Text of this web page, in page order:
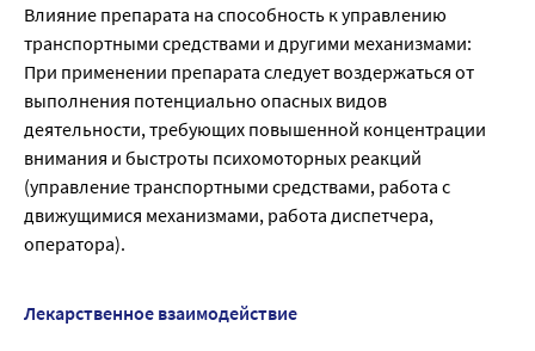
Влияние препарата на способность к управлению
транспортными средствами и другими механизмами:
При применении препарата следует воздержаться от
выполнения потенциально опасных видов
деятельности, требующих повышенной концентрации
внимания и быстроты психомоторных реакций
(управление транспортными средствами, работа с
движущимися механизмами, работа диспетчера,
оператора).
Лекарственное взаимодействие